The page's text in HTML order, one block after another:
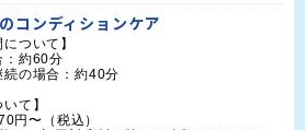
コンディションケア
について】
：約60分
続の場合：約40分
て】
円〜（税込）